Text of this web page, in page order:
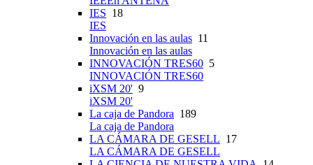
IES 18
IES
Innovación en las aulas 11
Innovación en las aulas
INNOVACIÓN TRES60 5
INNOVACIÓN TRES60
iXSM 20' 9
iXSM 20'
La caja de Pandora 189
La caja de Pandora
LA CÁMARA DE GESELL 17
LA CÁMARA DE GESELL